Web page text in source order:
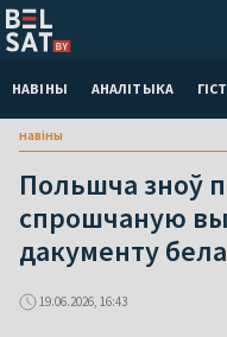
НАВІНЫ АНАЛІТЫКА
навіны
Польшча зноў
спрошчаную
дакументу
19.06.2026, 16:43